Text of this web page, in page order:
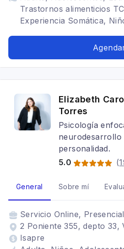
Trastornos alimenticios
Experiencia Somática,
Elizabeth
Torres
Psicología
neurodesarrollo
personalidad.
5.0
(
General Sobre mí
Servicio Online, Presencial
2 Poniente 355, depto 33,
Isapre